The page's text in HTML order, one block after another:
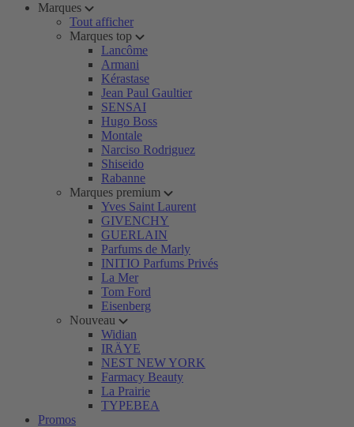
Marques
Tout afficher
Marques top
Lancôme
Armani
Kérastase
Jean Paul Gaultier
SENSAI
Hugo Boss
Montale
Narciso Rodriguez
Shiseido
Rabanne
Marques premium
Yves Saint Laurent
GIVENCHY
GUERLAIN
Parfums de Marly
INITIO Parfums Privés
La Mer
Tom Ford
Eisenberg
Nouveau
Widian
IRÄYE
NEST NEW YORK
Farmacy Beauty
La Prairie
TYPEBEA
Promos